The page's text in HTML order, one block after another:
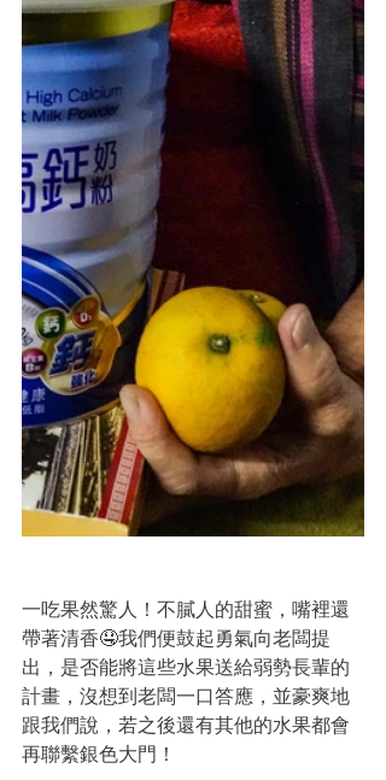
一吃果然驚人！不膩人的甜蜜，嘴裡還
帶著清香🤤我們便鼓起勇氣向老闆提
出，是否能將這些水果送給弱勢長輩的
計畫，沒想到老闆一口答應，並豪爽地
跟我們說，若之後還有其他的水果都會
再聯繫銀色大門！